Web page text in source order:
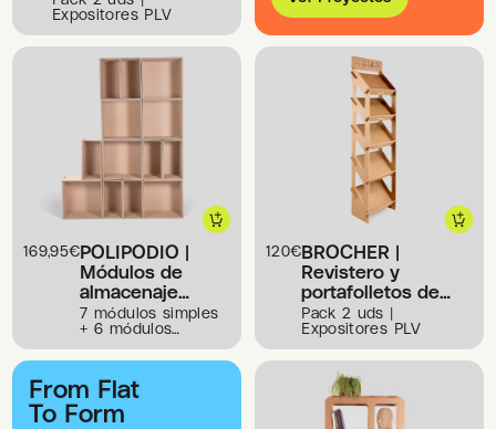
Expositores PLV
POLIPODIO |
Módulos de
almacenaje
polivalentes
7 módulos simples
+ 6 módulos
Expositores PLV
169,95€
BROCHER |
Revistero y
portafolletos de
cartón
Pack 2 uds |
Expositores PLV
120€
From Flat
To Form